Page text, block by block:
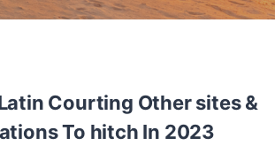
Courting Other sites &
To hitch In 2023